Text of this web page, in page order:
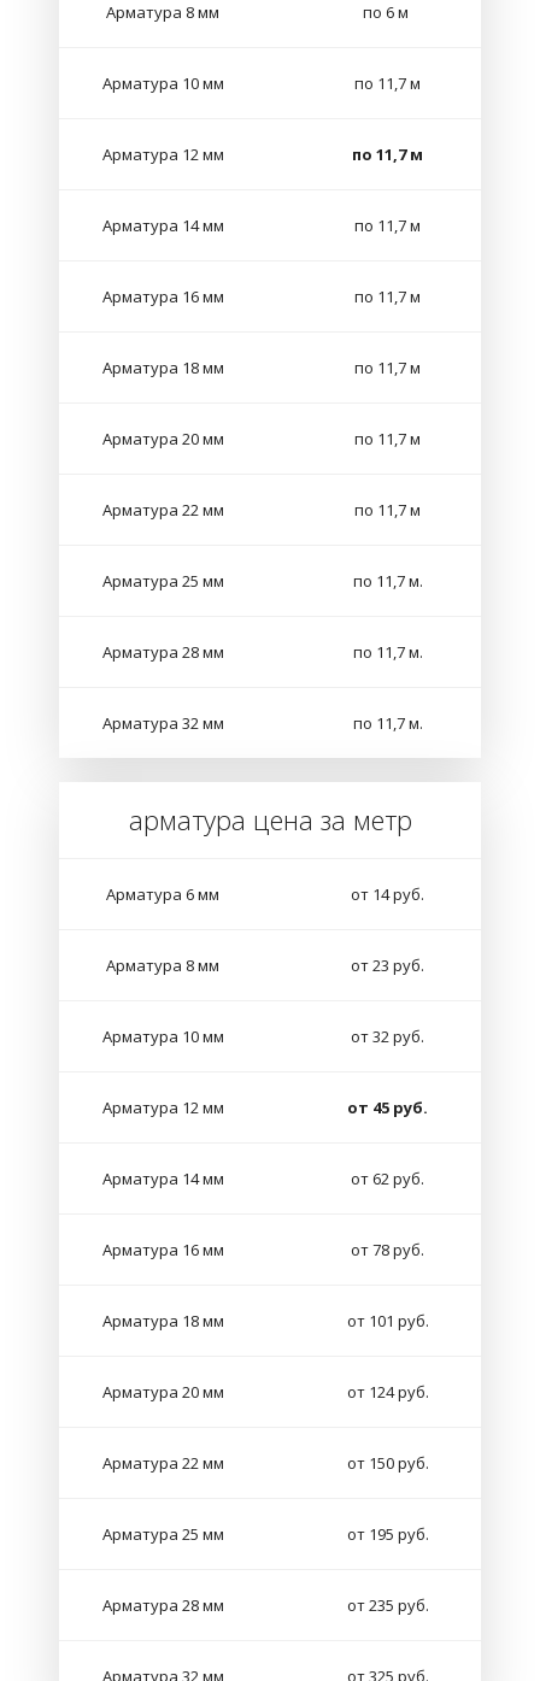
Арматура 8 мм по 6 м
Арматура 10 мм по 11,7 м
Арматура 12 мм по 11,7 м
Арматура 14 мм по 11,7 м
Арматура 16 мм по 11,7 м
Арматура 18 мм по 11,7 м
Арматура 20 мм по 11,7 м
Арматура 22 мм по 11,7 м
Арматура 25 мм по 11,7 м.
Арматура 28 мм по 11,7 м.
Арматура 32 мм по 11,7 м.
арматура цена за метр
Арматура 6 мм от 14 руб.
Арматура 8 мм от 23 руб.
Арматура 10 мм от 32 руб.
Арматура 12 мм от 45 руб.
Арматура 14 мм от 62 руб.
Арматура 16 мм от 78 руб.
Арматура 18 мм от 101 руб.
Арматура 20 мм от 124 руб.
Арматура 22 мм от 150 руб.
Арматура 25 мм от 195 руб.
Арматура 28 мм от 235 руб.
Арматура 32 мм от 325 руб.